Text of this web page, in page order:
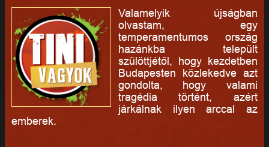
Valamelyik újságban
olvastam, egy
temperamentumos ország
hazánkba települt
szülöttjétől, hogy kezdetben
Budapesten közlekedve azt
gondolta, hogy valami
tragédia történt, azért
járkálnak ilyen arccal az
emberek.